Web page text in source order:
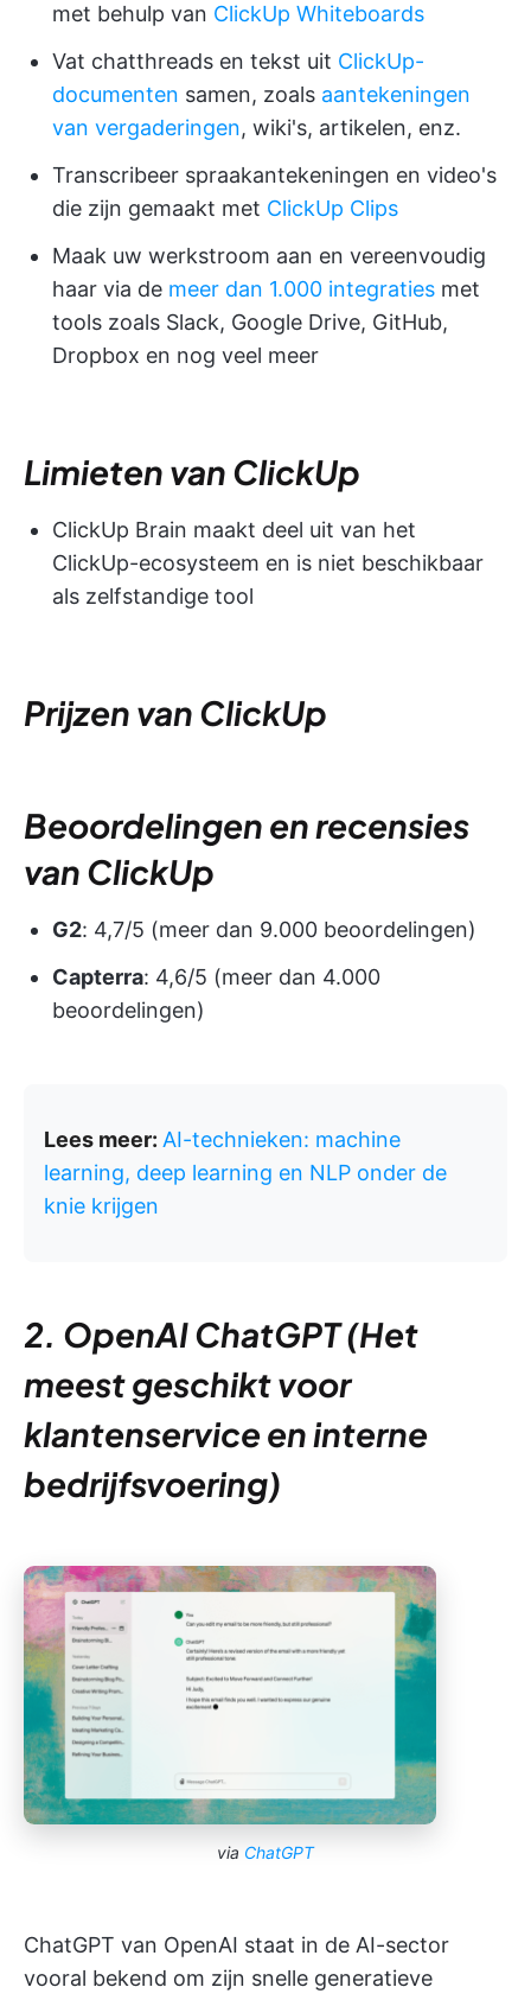
met behulp van ClickUp Whiteboards
Vat chatthreads en tekst uit ClickUp-
documenten samen, zoals aantekeningen
van vergaderingen, wiki's, artikelen, enz.
Transcribeer spraakantekeningen en video's
die zijn gemaakt met ClickUp Clips
Maak uw werkstroom aan en vereenvoudig
haar via de meer dan 1.000 integraties met
tools zoals Slack, Google Drive, GitHub,
Dropbox en nog veel meer
Limieten van ClickUp
ClickUp Brain maakt deel uit van het
ClickUp-ecosysteem en is niet beschikbaar
als zelfstandige tool
Prijzen van ClickUp
Beoordelingen en recensies
van ClickUp
G2: 4,7/5 (meer dan 9.000 beoordelingen)
Capterra: 4,6/5 (meer dan 4.000
beoordelingen)
Lees meer: AI-technieken: machine
learning, deep learning en NLP onder de
knie krijgen
2. OpenAI ChatGPT (Het
meest geschikt voor
klantenservice en interne
bedrijfsvoering)
via ChatGPT
ChatGPT van OpenAI staat in de AI-sector
vooral bekend om zijn snelle generatieve